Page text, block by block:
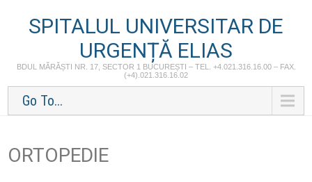
SPITALUL UNIVERSITAR DE
URGENȚĂ ELIAS
BDUL MĂRĂȘTI NR. 17, SECTOR 1 BUCUREȘTI – TEL. +4.021.316.16.00 – FAX.
(+4).021.316.16.02
Go To...
ORTOPEDIE